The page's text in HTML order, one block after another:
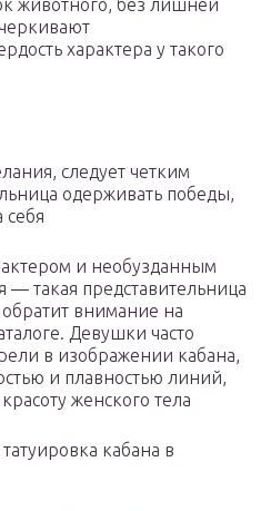
животного, без лишней
характера у такого
следует четким
одерживать победы,
себя
и необузданным
— такая представительница
внимание на
Девушки часто
в изображении кабана,
и плавностью линий,
женского тела
кабана в